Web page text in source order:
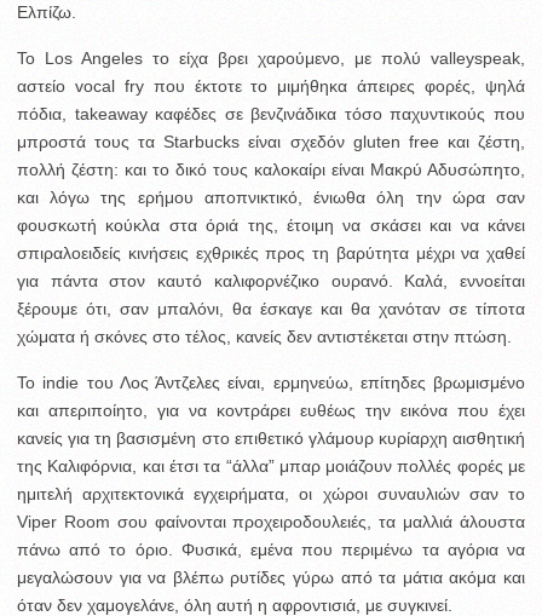
Ελπίζω.
Το Los Angeles το είχα βρει χαρούμενο, με πολύ valleyspeak,
αστείο vocal fry που έκτοτε το μιμήθηκα άπειρες φορές, ψηλά
πόδια, takeaway καφέδες σε βενζινάδικα τόσο παχυντικούς που
μπροστά τους τα Starbucks είναι σχεδόν gluten free και ζέστη,
πολλή ζέστη: και το δικό τους καλοκαίρι είναι Μακρύ Αδυσώπητο,
και λόγω της ερήμου αποπνικτικό, ένιωθα όλη την ώρα σαν
φουσκωτή κούκλα στα όριά της, έτοιμη να σκάσει και να κάνει
σπιραλοειδείς κινήσεις εχθρικές προς τη βαρύτητα μέχρι να χαθεί
για πάντα στον καυτό καλιφορνέζικο ουρανό. Καλά, εννοείται
ξέρουμε ότι, σαν μπαλόνι, θα έσκαγε και θα χανόταν σε τίποτα
χώματα ή σκόνες στο τέλος, κανείς δεν αντιστέκεται στην πτώση.
Το indie του Λος Άντζελες είναι, ερμηνεύω, επίτηδες βρωμισμένο
και απεριποίητο, για να κοντράρει ευθέως την εικόνα που έχει
κανείς για τη βασισμένη στο επιθετικό γλάμουρ κυρίαρχη αισθητική
της Καλιφόρνια, και έτσι τα “άλλα” μπαρ μοιάζουν πολλές φορές με
ημιτελή αρχιτεκτονικά εγχειρήματα, οι χώροι συναυλιών σαν το
Viper Room σου φαίνονται προχειροδουλειές, τα μαλλιά άλουστα
πάνω από το όριο. Φυσικά, εμένα που περιμένω τα αγόρια να
μεγαλώσουν για να βλέπω ρυτίδες γύρω από τα μάτια ακόμα και
όταν δεν χαμογελάνε, όλη αυτή η αφροντισιά, με συγκινεί.